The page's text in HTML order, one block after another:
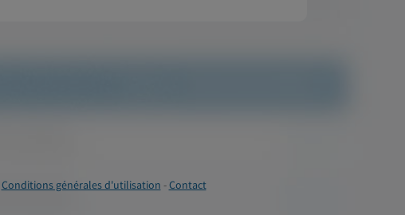
Conditions générales d'utilisation -Contact